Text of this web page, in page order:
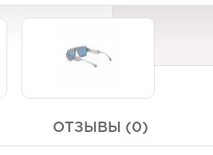
ОТЗЫВЫ (0)